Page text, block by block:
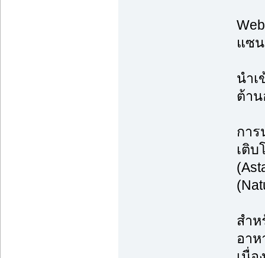
แซน
นำเ
ต้า
กา
เติ
สำ
อาห